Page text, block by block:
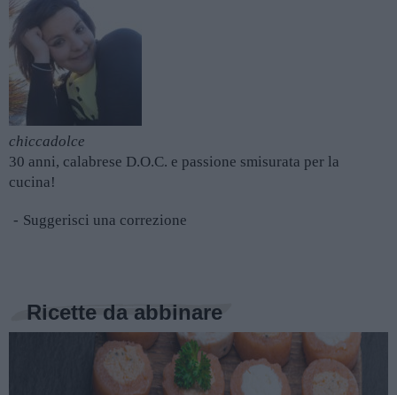
chiccadolce
30 anni, calabrese D.O.C. e passione smisurata per la
cucina!
Suggerisci una correzione
Ricette da abbinare